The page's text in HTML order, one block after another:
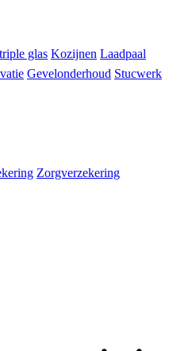
glas Kozijnen Laadpaal
Gevelonderhoud Stucwerk
Zorgverzekering